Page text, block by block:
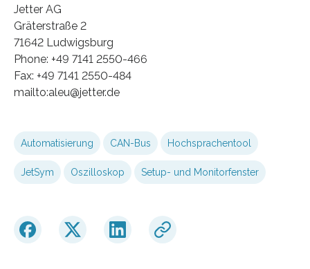
Jetter AG
Gräterstraße 2
71642 Ludwigsburg
Phone: +49 7141 2550-466
Fax: +49 7141 2550-484
mailto:aleu@jetter.de
Automatisierung CAN-Bus Hochsprachentool
JetSym Oszilloskop Setup- und Monitorfenster